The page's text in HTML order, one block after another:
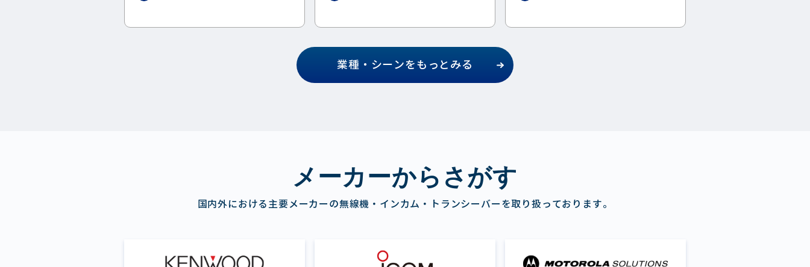
業種・シーンをもっとみる
メーカーからさがす
国内外における主要メーカーの無線機・インカム・トランシーバーを取り扱っております。